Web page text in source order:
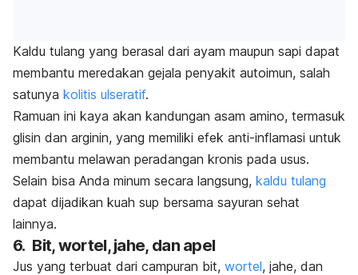
Kaldu tulang yang berasal dari ayam maupun sapi dapat
membantu meredakan gejala penyakit autoimun, salah
satunya kolitis ulseratif.
Ramuan ini kaya akan kandungan asam amino, termasuk
glisin dan arginin, yang memiliki efek anti-inflamasi untuk
membantu melawan peradangan kronis pada usus.
Selain bisa Anda minum secara langsung, kaldu tulang
dapat dijadikan kuah sup bersama sayuran sehat
lainnya.
6. Bit, wortel, jahe, dan apel
Jus yang terbuat dari campuran bit, wortel, jahe, dan